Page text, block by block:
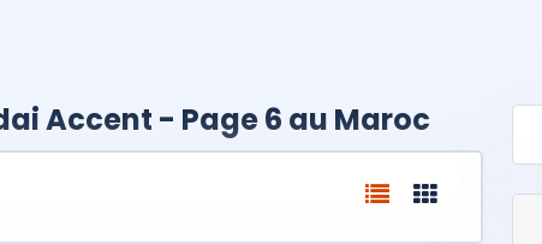
Accent - Page 6 au Maroc